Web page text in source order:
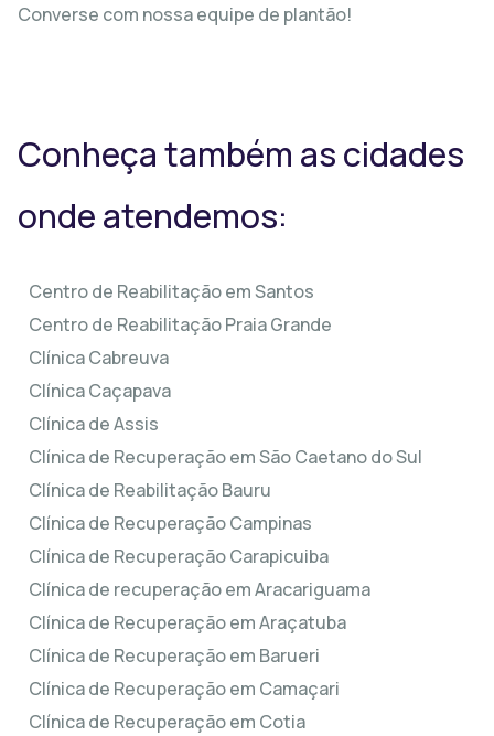
Converse com nossa equipe de plantão!
Conheça também as cidades
onde atendemos:
Centro de Reabilitação em Santos
Centro de Reabilitação Praia Grande
Clínica Cabreuva
Clínica Caçapava
Clínica de Assis
Clínica de Recuperação em São Caetano do Sul
Clínica de Reabilitação Bauru
Clínica de Recuperação Campinas
Clínica de Recuperação Carapicuiba
Clínica de recuperação em Aracariguama
Clínica de Recuperação em Araçatuba
Clínica de Recuperação em Barueri
Clínica de Recuperação em Camaçari
Clínica de Recuperação em Cotia